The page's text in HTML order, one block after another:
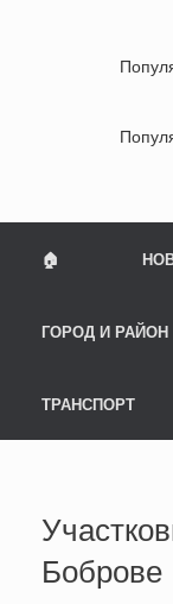
🏠
ГОРОД И РАЙОН
ТРАНСПОРТ
Боброве